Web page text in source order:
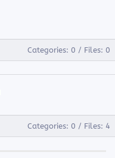
Categories: 0 / Files: 0
Categories: 0 / Files: 4